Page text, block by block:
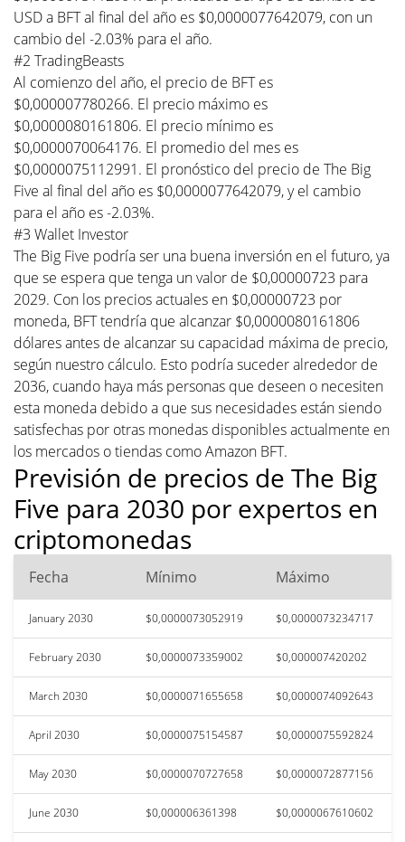
USD a BFT al final del año es $0,0000077642079, con un
cambio del -2.03% para el año.
#2 TradingBeasts
Al comienzo del año, el precio de BFT es
$0,000007780266. El precio máximo es
$0,0000080161806. El precio mínimo es
$0,0000070064176. El promedio del mes es
$0,0000075112991. El pronóstico del precio de The Big
Five al final del año es $0,0000077642079, y el cambio
para el año es -2.03%.
#3 Wallet Investor
The Big Five podría ser una buena inversión en el futuro, ya
que se espera que tenga un valor de $0,00000723 para
2029. Con los precios actuales en $0,00000723 por
moneda, BFT tendría que alcanzar $0,0000080161806
dólares antes de alcanzar su capacidad máxima de precio,
según nuestro cálculo. Esto podría suceder alrededor de
2036, cuando haya más personas que deseen o necesiten
esta moneda debido a que sus necesidades están siendo
satisfechas por otras monedas disponibles actualmente en
los mercados o tiendas como Amazon BFT.
Previsión de precios de The Big
Five para 2030 por expertos en
criptomonedas
Fecha Mínimo Máximo
January 2030 $0,0000073052919 $0,0000073234717
February 2030 $0,0000073359002 $0,000007420202
March 2030 $0,0000071655658 $0,0000074092643
April 2030 $0,0000075154587 $0,0000075592824
May 2030 $0,0000070727658 $0,0000072877156
June 2030 $0,000006361398 $0,0000067610602